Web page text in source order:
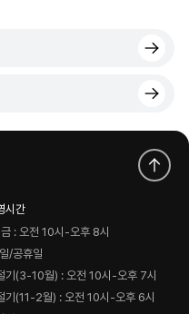
시간
: 오전 10시-오후 8시
/공휴일
기(3-10월) : 오전 10시-오후 7시
기(11-2월) : 오전 10시-오후 6시